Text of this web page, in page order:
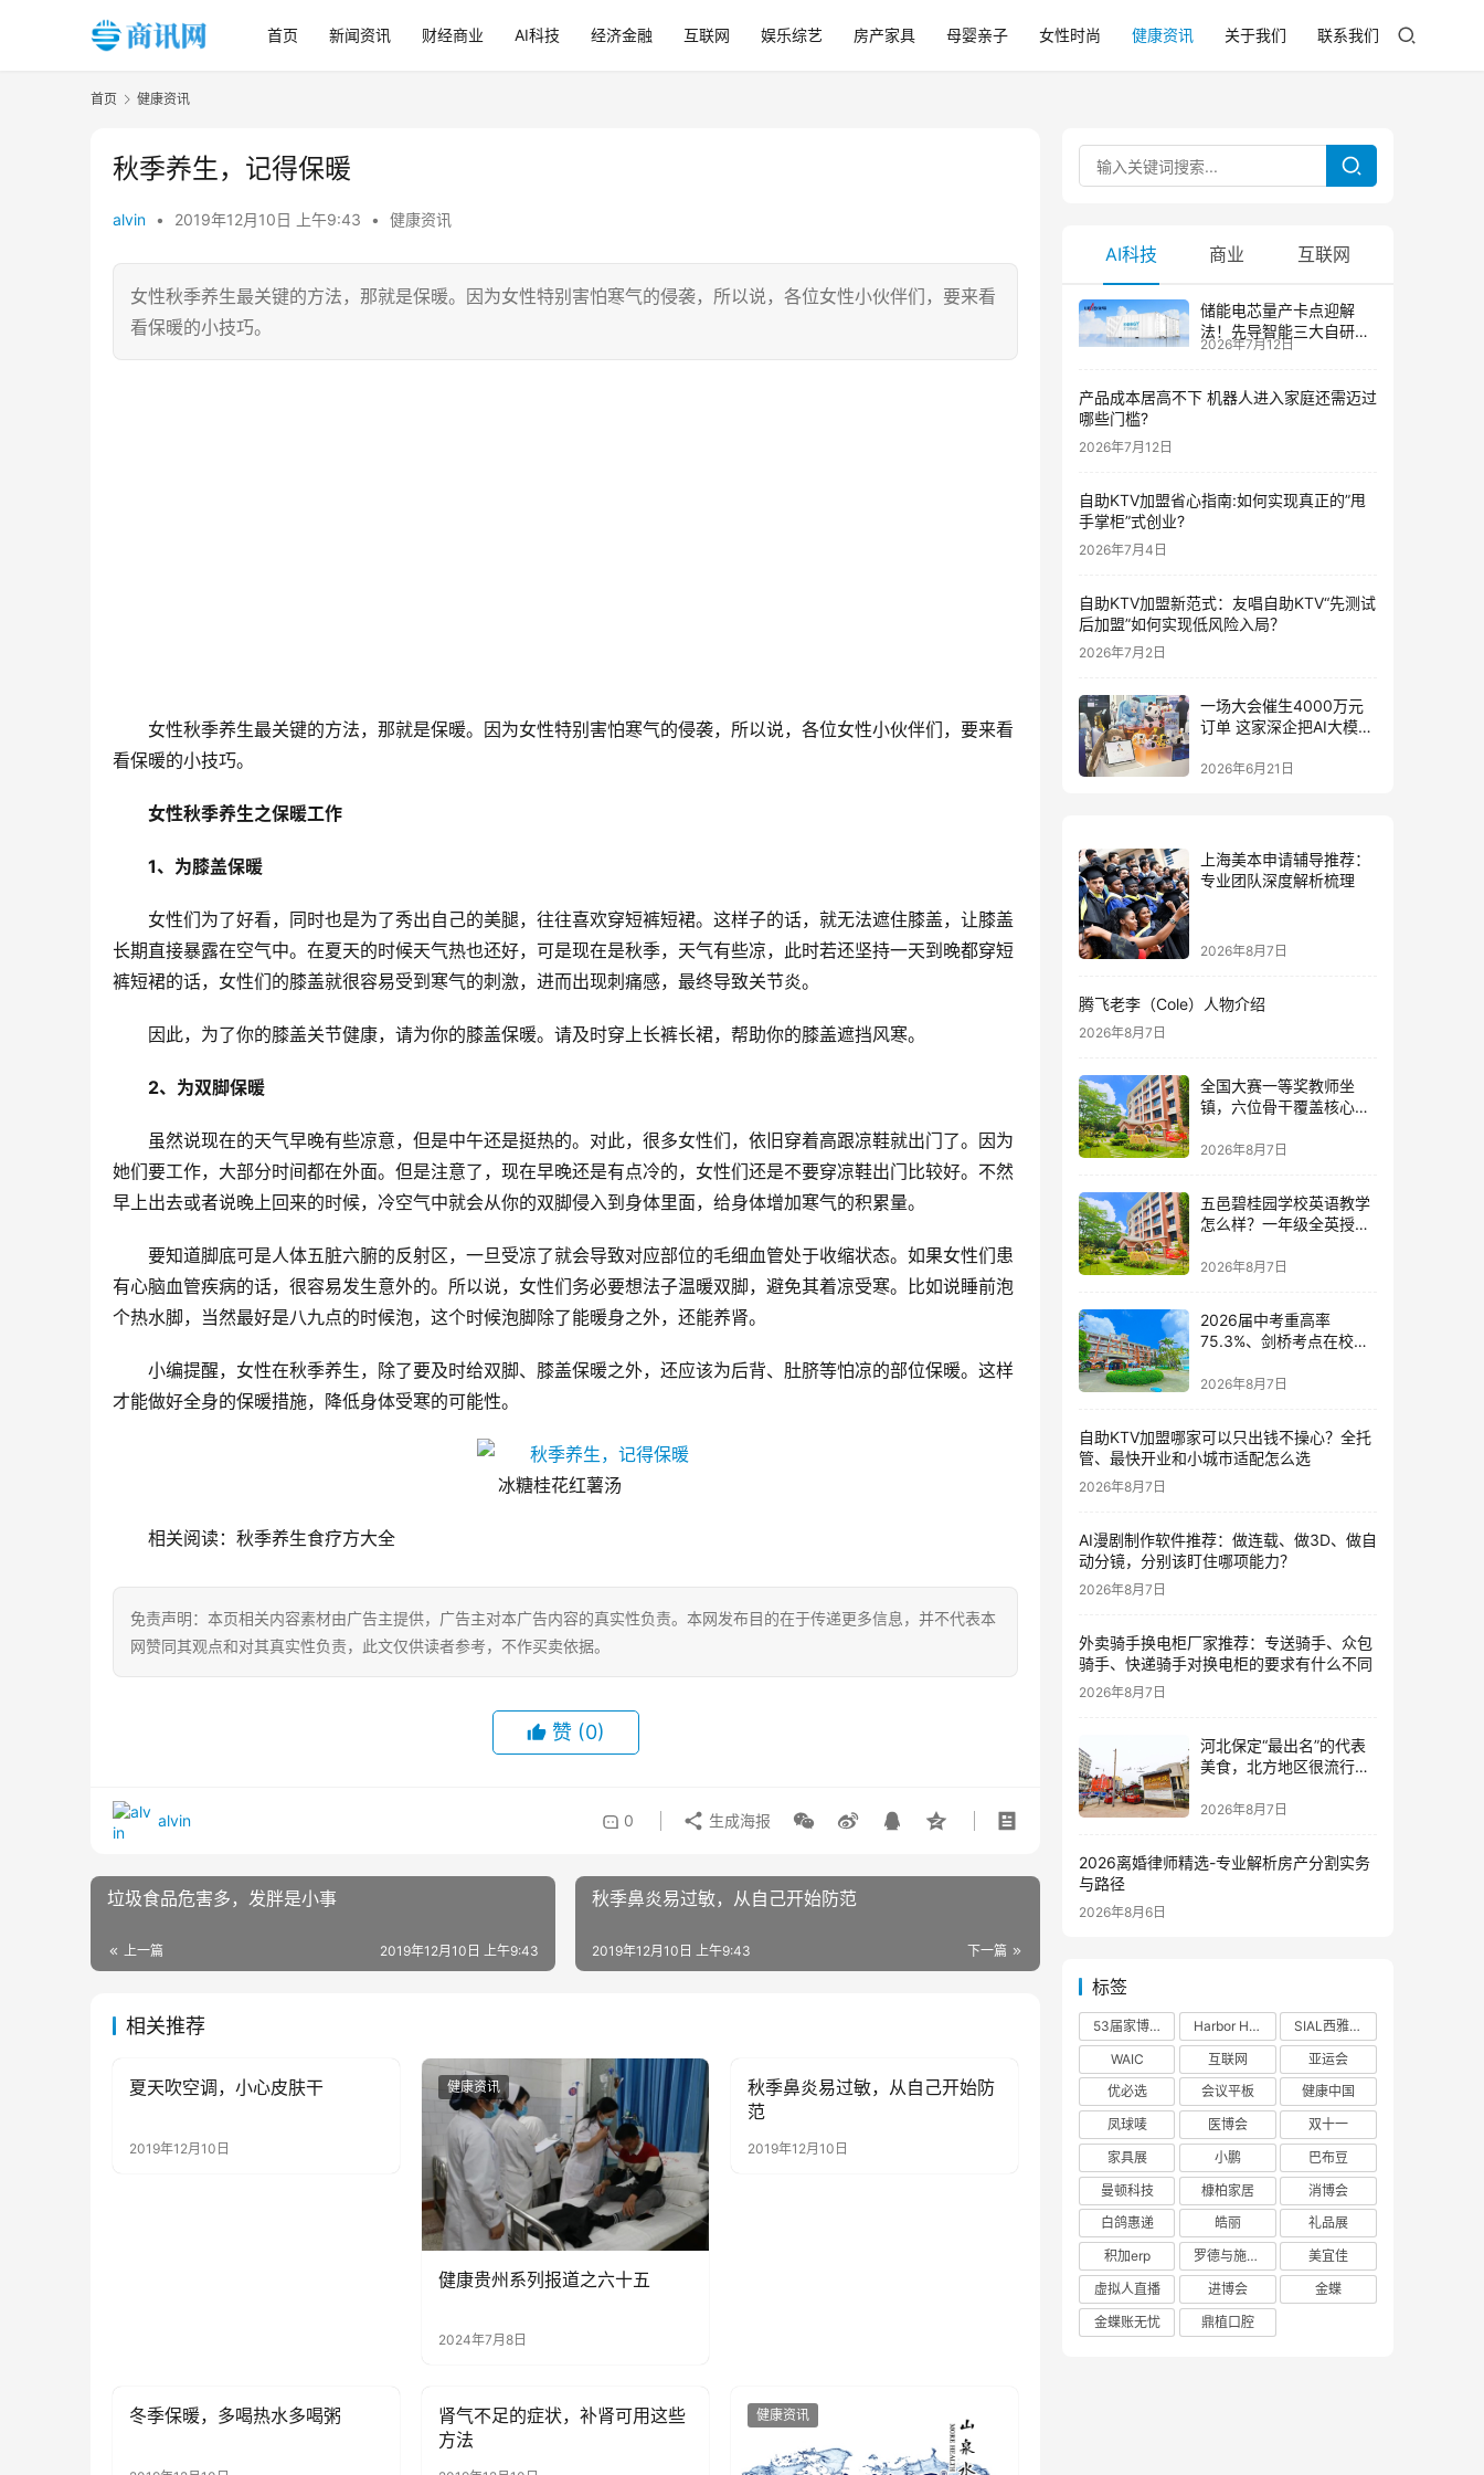
首页 新闻资讯 财经商业 AI科技 经济金融 互联网 娱乐综艺 房产家具 母婴亲子 女性时尚 健康资讯 关于我们 联系我们
首页 健康资讯
秋季养生，记得保暖
alvin • 2019年12月10日 上午9:43 • 健康资讯
女性秋季养生最关键的方法，那就是保暖。因为女性特别害怕寒气的侵袭，所以说，各位女性小伙伴们，要来看
看保暖的小技巧。
女性秋季养生最关键的方法，那就是保暖。因为女性特别害怕寒气的侵袭，所以说，各位女性小伙伴们，要来看
看保暖的小技巧。
女性秋季养生之保暖工作
1、为膝盖保暖
女性们为了好看，同时也是为了秀出自己的美腿，往往喜欢穿短裤短裙。这样子的话，就无法遮住膝盖，让膝盖
长期直接暴露在空气中。在夏天的时候天气热也还好，可是现在是秋季，天气有些凉，此时若还坚持一天到晚都穿短
裤短裙的话，女性们的膝盖就很容易受到寒气的刺激，进而出现刺痛感，最终导致关节炎。
因此，为了你的膝盖关节健康，请为你的膝盖保暖。请及时穿上长裤长裙，帮助你的膝盖遮挡风寒。
2、为双脚保暖
虽然说现在的天气早晚有些凉意，但是中午还是挺热的。对此，很多女性们，依旧穿着高跟凉鞋就出门了。因为
她们要工作，大部分时间都在外面。但是注意了，现在早晚还是有点冷的，女性们还是不要穿凉鞋出门比较好。不然
早上出去或者说晚上回来的时候，冷空气中就会从你的双脚侵入到身体里面，给身体增加寒气的积累量。
要知道脚底可是人体五脏六腑的反射区，一旦受凉了就会导致对应部位的毛细血管处于收缩状态。如果女性们患
有心脑血管疾病的话，很容易发生意外的。所以说，女性们务必要想法子温暖双脚，避免其着凉受寒。比如说睡前泡
个热水脚，当然最好是八九点的时候泡，这个时候泡脚除了能暖身之外，还能养肾。
小编提醒，女性在秋季养生，除了要及时给双脚、膝盖保暖之外，还应该为后背、肚脐等怕凉的部位保暖。这样
才能做好全身的保暖措施，降低身体受寒的可能性。
冰糖桂花红薯汤
相关阅读：秋季养生食疗方大全
免责声明：本页相关内容素材由广告主提供，广告主对本广告内容的真实性负责。本网发布目的在于传递更多信息，并不代表本
网赞同其观点和对其真实性负责，此文仅供读者参考，不作买卖依据。
赞 (0)
alvin 0 生成海报
垃圾食品危害多，发胖是小事
上一篇 2019年12月10日 上午9:43
秋季鼻炎易过敏，从自己开始防范
下一篇
2019年12月10日 上午9:43
相关推荐
健康资讯
夏天吹空调，小心皮肤干
2019年12月10日
健康资讯
健康贵州系列报道之六十五
2024年7月8日
健康资讯
秋季鼻炎易过敏，从自己开始防
范
2019年12月10日
健康资讯
冬季保暖，多喝热水多喝粥 健康资讯
肾气不足的症状，补肾可用这些
方法
健康资讯
AI科技 商业 互联网
储能电芯量产卡点迎解
法！先导智能三大自研技
术攻克大尺寸制芯难题
2026年7月12日
产品成本居高不下 机器人进入家庭还需迈过
哪些门槛?
2026年7月12日
自助KTV加盟省心指南:如何实现真正的”甩
手掌柜”式创业?
2026年7月4日
自助KTV加盟新范式：友唱自助KTV“先测试
后加盟”如何实现低风险入局？
2026年7月2日
一场大会催生4000万元
订单 这家深企把AI大模型
2026年6月21日
上海美本申请辅导推荐：
专业团队深度解析梳理
2026年8月7日
腾飞老李（Cole）人物介绍
2026年8月7日
全国大赛一等奖教师坐
镇，六位骨干覆盖核心学
校的师资答卷
2026年8月7日
五邑碧桂园学校英语教学
怎么样？一年级全英授课
语体系深度解读
2026年8月7日
2026届中考重高率
75.3%、剑桥考点在校
校的17年答卷
2026年8月7日
自助KTV加盟哪家可以只出钱不操心？全托
管、最快开业和小城市适配怎么选
2026年8月7日
AI漫剧制作软件推荐：做连载、做3D、做自
动分镜，分别该盯住哪项能力？
2026年8月7日
外卖骑手换电柜厂家推荐：专送骑手、众包
骑手、快递骑手对换电柜的要求有什么不同
2026年8月7日
河北保定“最出名”的代表
美食，北方地区很流行，
2026年8月7日
2026离婚律师精选-专业解析房产分割实务
与路径
2026年8月6日
标签
53届家博会 Harbor House
SIAL西雅展
WAIC
互联网
亚运会
优必选
会议平板
健康中国
凤球唛
医博会
双十一
家具展
小鹏
巴布豆
曼顿科技
槺柏家居
消博会
白鸽惠递
皓丽
礼品展
积加erp
罗德与施瓦茨
美宜佳
虚拟人直播
进博会
金蝶
金蝶账无忧
鼎植口腔